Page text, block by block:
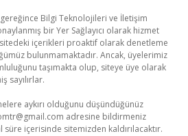
gereğince Bilgi Teknolojileri ve İletişim
bir Yer Sağlayıcı olarak hizmet
içerikleri proaktif olarak denetleme
bulunmamaktadır. Ancak, üyelerimiz
taşımakta olup, siteye üye olarak
sayılırlar.
aykırı olduğunu düşündüğünüz
adresine bildirmeniz
içerisinde sitemizden kaldırılacaktır.